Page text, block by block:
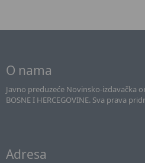
O nama
Javno preduzeće Novinsko-izdavačka
BOSNE I HERCEGOVINE. Sva prava
Adresa